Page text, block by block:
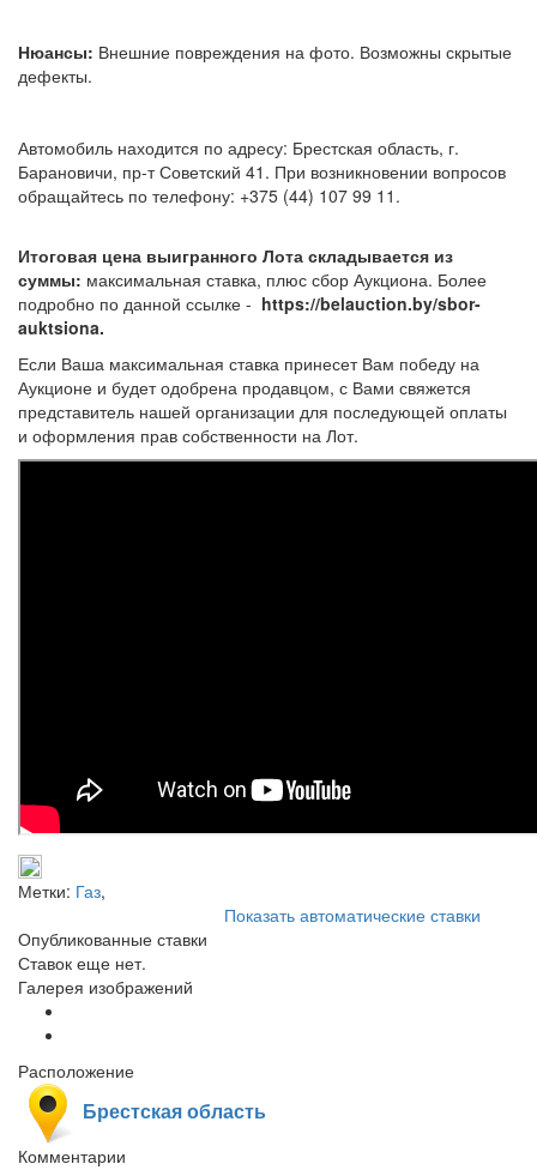
Нюансы: Внешние повреждения на фото. Возможны скрытые
дефекты.
Автомобиль находится по адресу: Брестская область, г.
Барановичи, пр-т Советский 41. При возникновении вопросов
обращайтесь по телефону: +375 (44) 107 99 11.
Итоговая цена выигранного Лота складывается из
суммы: максимальная ставка, плюс сбор Аукциона. Более
подробно по данной ссылке - https://belauction.by/sbor-
auktsiona.
Если Ваша максимальная ставка принесет Вам победу на
Аукционе и будет одобрена продавцом, с Вами свяжется
представитель нашей организации для последующей оплаты
и оформления прав собственности на Лот.
Метки: Газ,
Показать автоматические ставки
Опубликованные ставки
Ставок еще нет.
Галерея изображений
Расположение
Брестская область
Комментарии